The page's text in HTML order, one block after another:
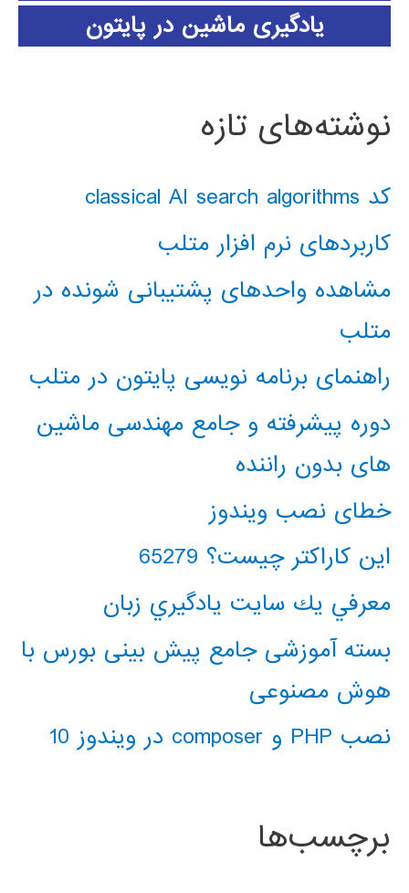
یادگیری ماشین در پایتون
نوشته‌های تازه
کد classical AI search algorithms
کاربردهای نرم افزار متلب
مشاهده واحدهای پشتیبانی شونده در
متلب
راهنمای برنامه نویسی پایتون در متلب
دوره پیشرفته و جامع مهندسی ماشین
های بدون راننده
خطای نصب ویندوز
این کاراکتر چیست؟ 65279
معرفي يك سايت يادگيري زبان
بسته آموزشی جامع پیش بینی بورس با
هوش مصنوعی
نصب PHP و composer در ویندوز 10
برچسب‌ها